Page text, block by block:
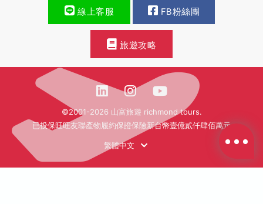
線上客服 FB粉絲團
旅遊攻略
©2001-2026 山富旅遊 richmond tours.
已投保旺旺友聯產物履約保證保險新台幣壹億貳仟肆佰萬元
繁體中文